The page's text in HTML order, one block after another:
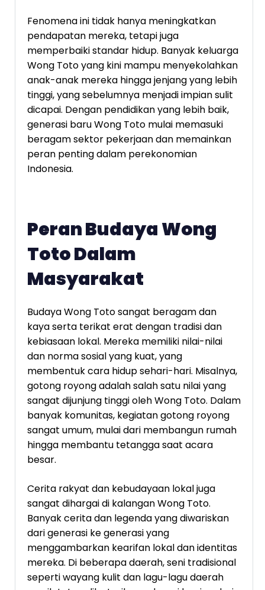
Fenomena ini tidak hanya meningkatkan
pendapatan mereka, tetapi juga
memperbaiki standar hidup. Banyak keluarga
Wong Toto yang kini mampu menyekolahkan
anak-anak mereka hingga jenjang yang lebih
tinggi, yang sebelumnya menjadi impian sulit
dicapai. Dengan pendidikan yang lebih baik,
generasi baru Wong Toto mulai memasuki
beragam sektor pekerjaan dan memainkan
peran penting dalam perekonomian
Indonesia.
Peran Budaya Wong
Toto Dalam
Masyarakat
Budaya Wong Toto sangat beragam dan
kaya serta terikat erat dengan tradisi dan
kebiasaan lokal. Mereka memiliki nilai-nilai
dan norma sosial yang kuat, yang
membentuk cara hidup sehari-hari. Misalnya,
gotong royong adalah salah satu nilai yang
sangat dijunjung tinggi oleh Wong Toto. Dalam
banyak komunitas, kegiatan gotong royong
sangat umum, mulai dari membangun rumah
hingga membantu tetangga saat acara
besar.
Cerita rakyat dan kebudayaan lokal juga
sangat dihargai di kalangan Wong Toto.
Banyak cerita dan legenda yang diwariskan
dari generasi ke generasi yang
menggambarkan kearifan lokal dan identitas
mereka. Di beberapa daerah, seni tradisional
seperti wayang kulit dan lagu-lagu daerah